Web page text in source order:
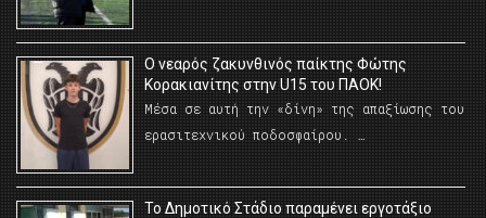
O νεαρός ζακυνθινός παίκτης Φώτης
Κορακιανίτης στην U15 του ΠΑΟΚ!
Μέσα σε αυτή την «δίνη» της απαξίωσης του
ερασιτεχνικού ποδοσφαίρου. …
Το Δημοτικό Στάδιο παραμένει εργοτάξιο